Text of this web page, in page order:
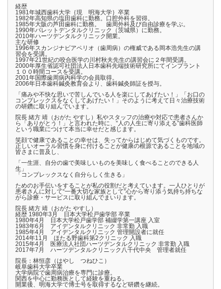
経歴
1981年城西歯科大学｛現 明海大学｝卒業
1982年高知県の塩田歯科に勤務。口腔外科を習得。
1985年大阪の芦田歯科に勤務。 歯周外科及び自由診療を学ぶ。
1990年パレットデンタルクリニック（茨城県）に勤務。
2010年ハーツデンタルクリニック開業。
主な研修
1996年スカンジナビアペリオ（歯周病）の権威である岡本浩先生の講
習会を受講。
1997年21世紀の咬合医学の川村秋夫先生の講習会に２年間受講。
2000年厚生省認可社団法人日本歯科先端技術研究所にてインプラント
１００時間コースを受講。
2001年国際歯周病内科学の会員取得。
2006年日本歯科鍼灸教育会より、歯科鍼灸師証を授与。
「痛みや不快な思いで苦しんでいる人を楽にしてあげたい！」「お口の
コンプレックスをなくしてあげたい！」そのように考えて日々治療技術
の研鑽に取り組んでいます。
院長 緒方 靖（おがた やすし）私やスタッフの治療や対応で患者さんか
ら「ありがとう！」と言われた時に、“人の人生に寄り添える”歯科医師
という職業につけて本当に幸せだと感じます。
笑顔で健康であることの幸せは、失ってからはじめて気づくものです。
正しいオーラル習慣を身に付けることが健康の根源であることを地域の
皆さまに普及し、
「一生涯、自分の歯で美味しいものを美味しく食べることのできる人
生」
「コンプレックスなく自分らしく生きる」
ためのお手伝いをすることが私の役割だと考えています。一人ひとりが
患者さんに対して“一番大切な家族として”心から寄り添う気持ち持ちな
がら診療・サービスに取り組んでまいります。
院長 緒方 靖（おがた やすし）
経歴 1980年3月 日本大学松戸歯学部 卒業
1980年4月 日本大学松戸歯学部 補綴学第一講座 入室
1983年6月 アイデンタルクリニック 非常勤 入職
1985年4月 アイデンタルクリニック 管理開設者に就任
2014年11月 ほたる野歯科第2クリニック 入職
2015年4月 医療法人社団ハーツデンタルクリニック 非常勤 入職
2017年7月 ハーツデンタルクリニック八千代中央 管理者就任
院長：林恒彦（はやし つねひこ）
岐阜歯科大学卒業
大学病院で歯周病治療を専門に診療。
関西を中心に勤務医として経験を重ねる。
開業後、明海大学で博士号を取得するなど研鑽を継続。